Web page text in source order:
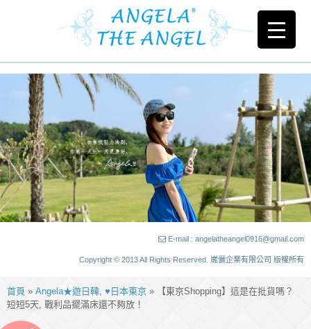
E-mail : angelatheangel0916@gmail.com
Copyright © 2013 All Rights Reserved. 崴儷企業有限公司 版權所有
首頁 » Angela★遊日韓, ♥日本東京 » 【東京Shopping】這是在批貨嗎？
短短5天, 戰利品擺滿床還不夠放！